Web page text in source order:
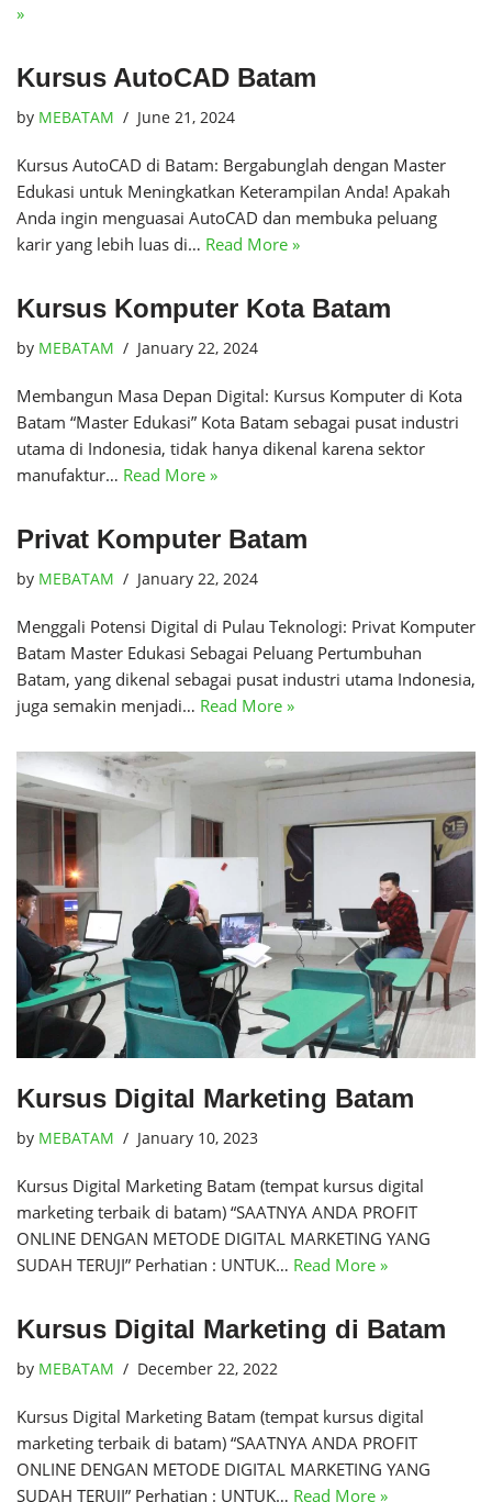
»
Kursus AutoCAD Batam
by MEBATAM June 21, 2024
Kursus AutoCAD di Batam: Bergabunglah dengan Master
Edukasi untuk Meningkatkan Keterampilan Anda! Apakah
Anda ingin menguasai AutoCAD dan membuka peluang
karir yang lebih luas di… Read More »
Kursus Komputer Kota Batam
by MEBATAM January 22, 2024
Membangun Masa Depan Digital: Kursus Komputer di Kota
Batam “Master Edukasi” Kota Batam sebagai pusat industri
utama di Indonesia, tidak hanya dikenal karena sektor
manufaktur… Read More »
Privat Komputer Batam
by MEBATAM January 22, 2024
Menggali Potensi Digital di Pulau Teknologi: Privat Komputer
Batam Master Edukasi Sebagai Peluang Pertumbuhan
Batam, yang dikenal sebagai pusat industri utama Indonesia,
juga semakin menjadi… Read More »
Kursus Digital Marketing Batam
by MEBATAM January 10, 2023
Kursus Digital Marketing Batam (tempat kursus digital
marketing terbaik di batam) “SAATNYA ANDA PROFIT
ONLINE DENGAN METODE DIGITAL MARKETING YANG
SUDAH TERUJI” Perhatian : UNTUK… Read More »
Kursus Digital Marketing di Batam
by MEBATAM December 22, 2022
Kursus Digital Marketing Batam (tempat kursus digital
marketing terbaik di batam) “SAATNYA ANDA PROFIT
ONLINE DENGAN METODE DIGITAL MARKETING YANG
SUDAH TERUJI” Perhatian : UNTUK… Read More »